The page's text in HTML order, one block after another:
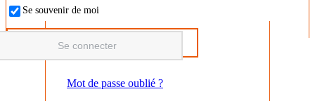
Se souvenir de moi
Mot de passe oublié ?